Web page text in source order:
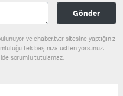
Gönder
ve ehaber.tv.tr sitesine yaptığınız
tek başınıza üstleniyorsunuz.
sorumlu tutulamaz.